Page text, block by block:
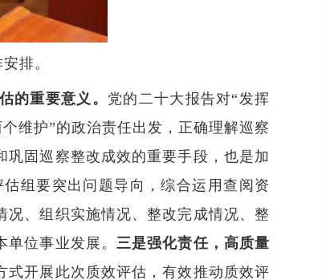
排。
的重要意义。 党的二十大报告对“发挥
维护”的政治责任出发，正确理解巡察
固巡察整改成效的重要手段，也是加
估组要突出问题导向，综合运用查阅资
、组织实施情况、整改完成情况、整
位事业发展。 三是强化责任，高质量
开展此次质效评估，有效推动质效评